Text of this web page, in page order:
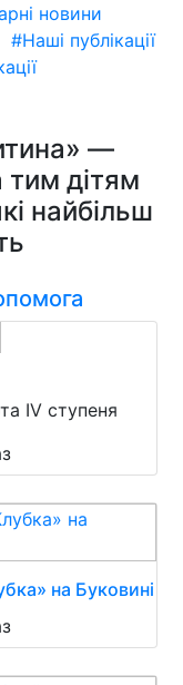
новини
#Наші публікації
—
дітям
найбільш
IV ступеня
на Буковині